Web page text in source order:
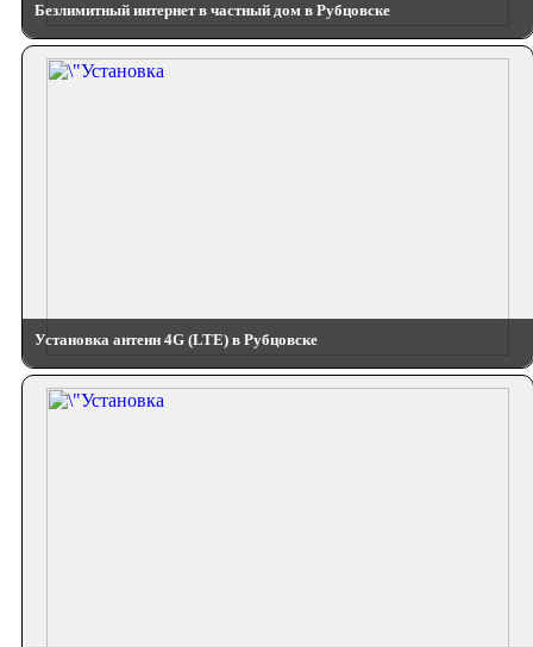
Безлимитный интернет в частный дом в Рубцовске
Установка антенн 4G (LTE) в Рубцовске